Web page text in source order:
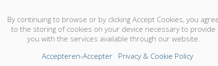
By continuing to browse or by clicking Accept Cookies, you
to the storing of cookies on your device necessary to provide
you with the services available through our website.
Accepteren-Accepter
Privacy & Cookie Policy